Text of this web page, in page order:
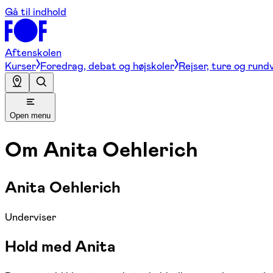
Gå til indhold
Aftenskolen
Kurser Foredrag, debat og højskoler Rejser, ture og
Open menu
Om Anita Oehlerich
Anita Oehlerich
Underviser
Hold med Anita